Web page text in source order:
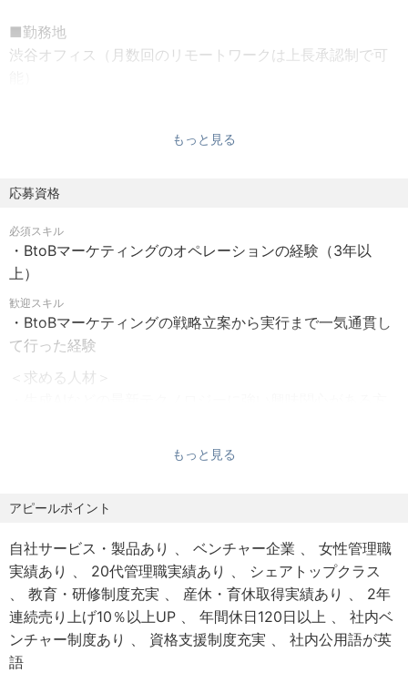
今後も生成AI領域にて事業を展開するにあたり、より一層
マーケティングを強化していく必要があるため、マーケテ
OperationDX部門 IS・マーケターチームのリーダーの募
BtoBマーケティング領域＋インサイドセールス連携の業務
を幅広く行っていただきます。
・広告施策（オンライン広告・タクシー広告など）
・ウェビナー施策（自社・共催・カンファレンス登壇な
ど）
・展示会施策（オフラインの展示会）
・コミュニティー運営（イベントやコミュニティーページ
※経験年数問わず、ギブリーでは能力や思考に応じて戦略や
企画などの機会が多くございます。上記の業務以外にもご
自身次第で挑戦が可能です。
【働く魅力】
・ 当社は法人/行政内ChatGPT活用のリーディングカンパ
■勤務地
渋谷オフィス（月数回のリモートワークは上長承認制で可
※完全週休2日制（土日）・祝日・年末年始休暇：12/31～
◎休暇制度
有給休暇・特別休暇（結婚 / 妻の出産 / 服喪 / その他会社
が認めた場合）・出産休暇・育児休暇・生理休暇
■福利厚生
◎家族手当（満18歳までの子ども1人につき月1万円）
◎結婚祝い金
グ・AI等）
◎PC・電話貸与
◎オフィスグリコ・フリードリンク
◎英語対応サポート（ビザ等）
◎部活動補助
■加入保険
もっと見る
応募資格
必須スキル
・BtoBマーケティングのオペレーションの経験（3年以
上）
歓迎スキル
・BtoBマーケティングの戦略立案から実行まで一気通貫し
て行った経験
＜求める人材＞
・最新情報に触れることがすきな方
もっと見る
アピールポイント
自社サービス・製品あり ベンチャー企業
女性管理職
実績あり
20代管理職実績あり
シェアトップクラス
教育・研修制度充実
産休・育休取得実績あり
2年
連続売り上げ10％以上UP
年間休日120日以上
社内ベ
ンチャー制度あり
資格支援制度充実
社内公用語が英
語